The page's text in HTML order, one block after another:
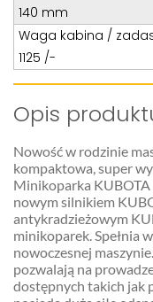
140 mm
Waga kabina /
1125 /-
Opis
Nowość w rodzinie
kompaktowa, super
Minikoparka
nowym silnikiem
antykradzieżowym
minikoparek. Spełnia
nowoczesnej
pozwalają na
dostępnych takich jak